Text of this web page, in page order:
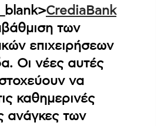
CrediaBank
των
επιχειρήσεων
Οι νέες αυτές
να
καθημερινές
ανάγκες των